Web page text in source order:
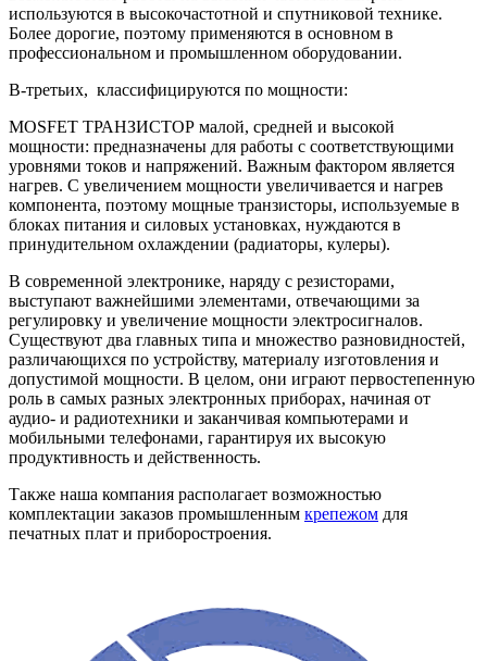
используются в высокочастотной и спутниковой технике.
Более дорогие, поэтому применяются в основном в
профессиональном и промышленном оборудовании.
В-третьих, классифицируются по мощности:
MOSFET ТРАНЗИСТОР малой, средней и высокой
мощности: предназначены для работы с соответствующими
уровнями токов и напряжений. Важным фактором является
нагрев. С увеличением мощности увеличивается и нагрев
компонента, поэтому мощные транзисторы, используемые в
блоках питания и силовых установках, нуждаются в
принудительном охлаждении (радиаторы, кулеры).
В современной электронике, наряду с резисторами,
выступают важнейшими элементами, отвечающими за
регулировку и увеличение мощности электросигналов.
Существуют два главных типа и множество разновидностей,
различающихся по устройству, материалу изготовления и
допустимой мощности. В целом, они играют первостепенную
роль в самых разных электронных приборах, начиная от
аудио- и радиотехники и заканчивая компьютерами и
мобильными телефонами, гарантируя их высокую
продуктивность и действенность.
Также наша компания располагает возможностью
комплектации заказов промышленным крепежом для
печатных плат и приборостроения.